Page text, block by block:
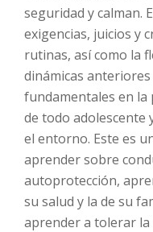
seguridad y calman.
exigencias, juicios y
rutinas, así como la
dinámicas
fundamentales en la
de todo adolescente
el entorno. Este es
aprender sobre
autoprotección,
su salud y la de su
aprender a tolerar